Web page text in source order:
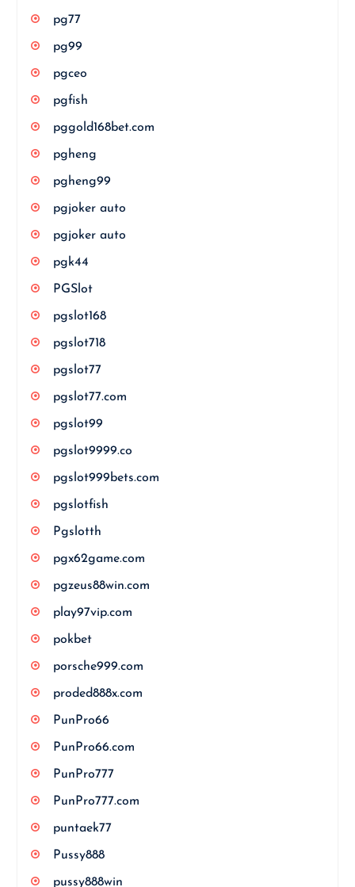
pg77
pg99
pgceo
pgfish
pggold168bet.com
pgheng
pgheng99
pgjoker auto
pgjoker auto
pgk44
PGSlot
pgslot168
pgslot718
pgslot77
pgslot77.com
pgslot99
pgslot9999.co
pgslot999bets.com
pgslotfish
Pgslotth
pgx62game.com
pgzeus88win.com
play97vip.com
pokbet
porsche999.com
proded888x.com
PunPro66
PunPro66.com
PunPro777
PunPro777.com
puntaek77
Pussy888
pussy888win